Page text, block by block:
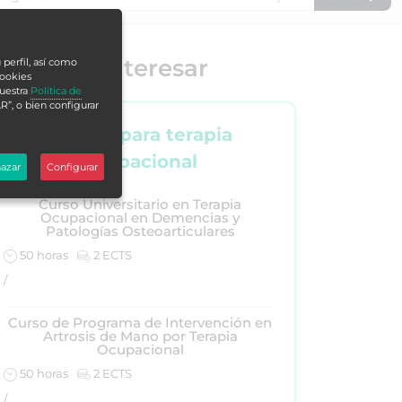
puede interesar
Cursos para terapia
ocupacional
Curso Universitario en Terapia
Ocupacional en Demencias y
Patologías Osteoarticulares
50 horas
2 ECTS
/
Curso de Programa de Intervención en
Artrosis de Mano por Terapia
Ocupacional
50 horas
2 ECTS
/
perfil, así como
Política de
o bien configurar
Configurar